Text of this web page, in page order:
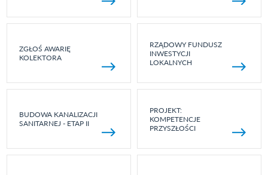
ZGŁOŚ AWARIĘ
KOLEKTORA
RZĄDOWY FUNDUSZ
INWESTYCJI
LOKALNYCH
BUDOWA KANALIZACJI
SANITARNEJ - ETAP II
PROJEKT:
KOMPETENCJE
PRZYSZŁOŚCI